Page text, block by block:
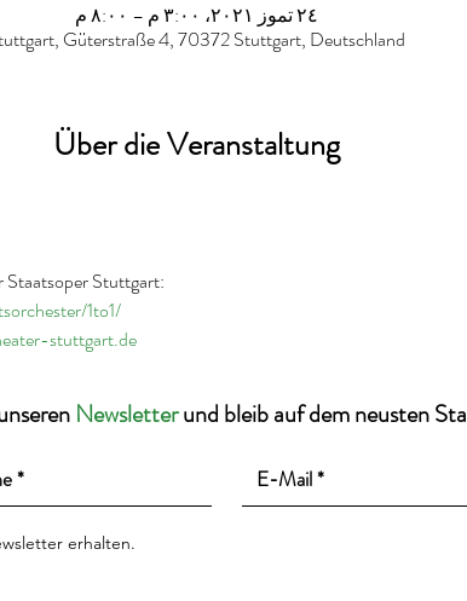
٢٤ تموز ٢٠٢١، ٣:٠٠ م – ٨:٠٠ م
Güterstraße 4, 70372 Stuttgart, Deutschland
Über die Veranstaltung
Staatsoper Stuttgart:
1to1/
stuttgart.de
Newsletterund bleib auf dem neusten
erhalten.